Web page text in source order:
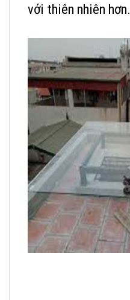
với thiên nhiên hơn.